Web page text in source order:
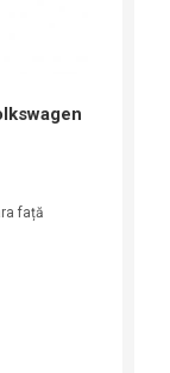
față